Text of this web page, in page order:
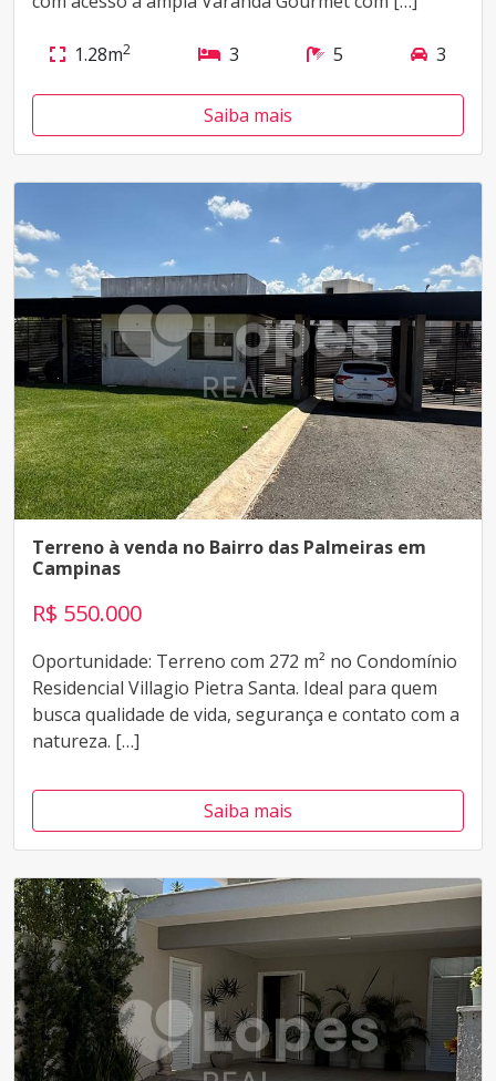
1.28m2 3 5 3
Saiba mais
Terreno à venda no Bairro das Palmeiras em
Campinas
R$ 550.000
Oportunidade: Terreno com 272 m² no Condomínio
Residencial Villagio Pietra Santa. Ideal para quem
busca qualidade de vida, segurança e contato com a
natureza. […]
Saiba mais